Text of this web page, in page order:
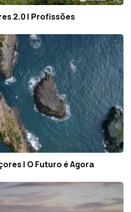
2.0 | Profissões
| O Futuro é Agora